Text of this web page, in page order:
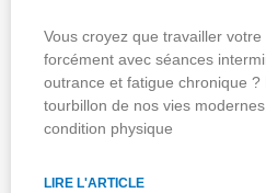
Vous croyez que travailler
forcément avec séances
outrance et fatigue chronique
tourbillon de nos vies
condition physique
LIRE L'ARTICLE